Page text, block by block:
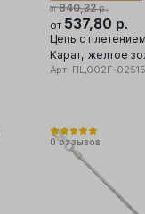
от840,32р.
от 537,80 р.
Цепь с
Карат, желтое
Арт. ПЦ002Г-02515
0 отзывов